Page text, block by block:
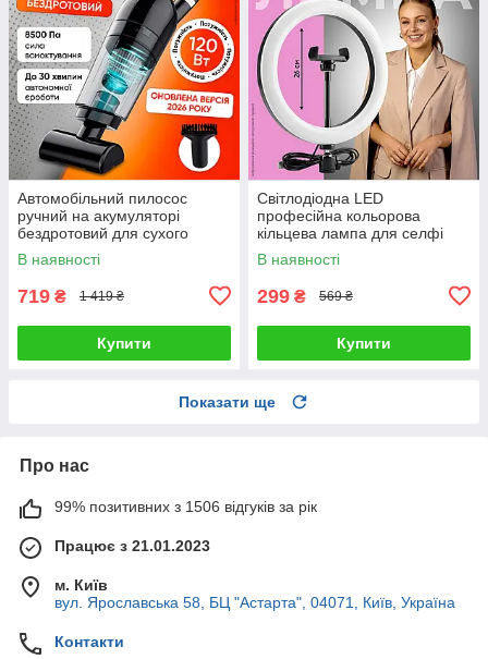
Автомобільний пилосос
ручний на акумуляторі
бездротовий для сухого
прибирання автопилосос для
салону автомобіля з
В наявності
719 ₴ 1 419 ₴
Купити
Світлодіодна LED
професійна кольорова
кільцева лампа для селфі
блогерів предметної зйомки
26 см для фото і відео
В наявності
299 ₴ 569 ₴
Купити
Показати ще
Про нас
99% позитивних з 1506 відгуків за рік
Працює з 21.01.2023
м. Київ
вул. Ярославська 58, БЦ "Астарта", 04071, Київ, Україна
Контакти